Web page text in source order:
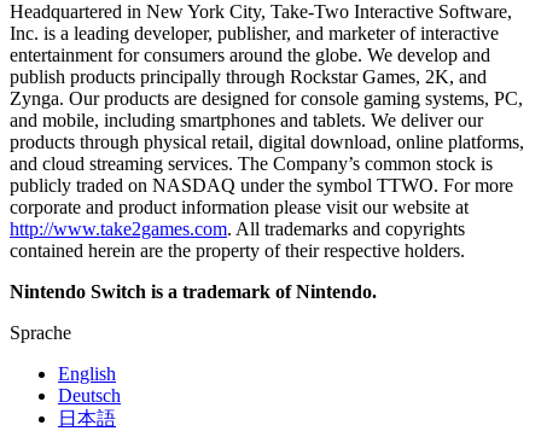
Headquartered in New York City, Take-Two Interactive Software,
Inc. is a leading developer, publisher, and marketer of interactive
entertainment for consumers around the globe. We develop and
publish products principally through Rockstar Games, 2K, and
Zynga. Our products are designed for console gaming systems, PC,
and mobile, including smartphones and tablets. We deliver our
products through physical retail, digital download, online platforms,
and cloud streaming services. The Company’s common stock is
publicly traded on NASDAQ under the symbol TTWO. For more
corporate and product information please visit our website at
http://www.take2games.com. All trademarks and copyrights
contained herein are the property of their respective holders.
Nintendo Switch is a trademark of Nintendo.
Sprache
English
Deutsch
日本語